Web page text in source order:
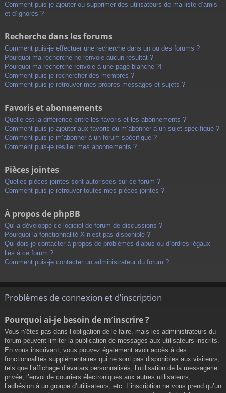
Comment puis-je ajouter ou supprimer des utilisateurs de ma liste d’amis
et d’ignorés ?
Recherche dans les forums
Comment puis-je effectuer une recherche dans un ou des forums ?
Pourquoi ma recherche ne renvoie aucun résultat ?
Pourquoi ma recherche renvoie à une page blanche ?!
Comment puis-je rechercher des membres ?
Comment puis-je retrouver mes propres messages et sujets ?
Favoris et abonnements
Quelle est la différence entre les favoris et les abonnements ?
Comment puis-je ajouter aux favoris ou m’abonner à un sujet spécifique ?
Comment puis-je m’abonner à un forum spécifique ?
Comment puis-je résilier mes abonnements ?
Pièces jointes
Quelles pièces jointes sont autorisées sur ce forum ?
Comment puis-je retrouver toutes mes pièces jointes ?
À propos de phpBB
Qui a développé ce logiciel de forum de discussions ?
Pourquoi la fonctionnalité X n’est pas disponible ?
Qui dois-je contacter à propos de problèmes d’abus ou d’ordres légaux
liés à ce forum ?
Comment puis-je contacter un administrateur du forum ?
Problèmes de connexion et d’inscription
Pourquoi ai-je besoin de m’inscrire ?
Vous n’êtes pas dans l’obligation de le faire, mais les administrateurs du
forum peuvent limiter la publication de messages aux utilisateurs inscrits.
En vous inscrivant, vous pouvez également avoir accès à des
fonctionnalités supplémentaires qui ne sont pas disponibles aux visiteurs,
tels que l’affichage d’avatars personnalisés, l’utilisation de la messagerie
privée, l’envoi de courriers électroniques aux autres utilisateurs,
l’adhésion à un groupe d’utilisateurs, etc. L’inscription ne vous prend qu’un